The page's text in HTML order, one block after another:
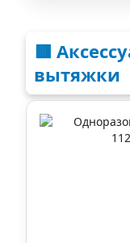
🟥
вытяжки